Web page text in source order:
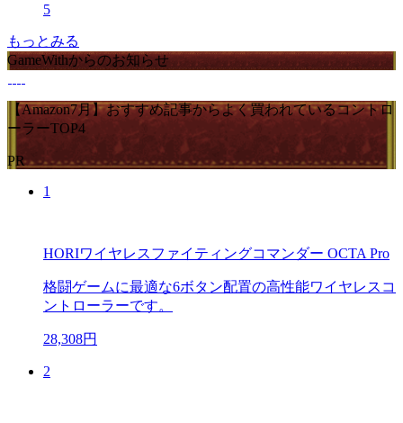
5
もっとみる
GameWithからのお知らせ
【Amazon7月】おすすめ記事からよく買われているコントロ
ーラーTOP4
PR
1
HORIワイヤレスファイティングコマンダー OCTA Pro
格闘ゲームに最適な6ボタン配置の高性能ワイヤレスコ
ントローラーです。
28,308円
2